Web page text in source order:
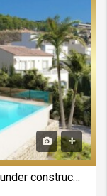
New villa with spectacular sea views under construction in Calpe